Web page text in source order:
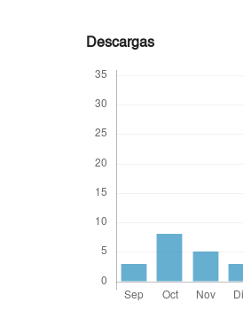
Descargas